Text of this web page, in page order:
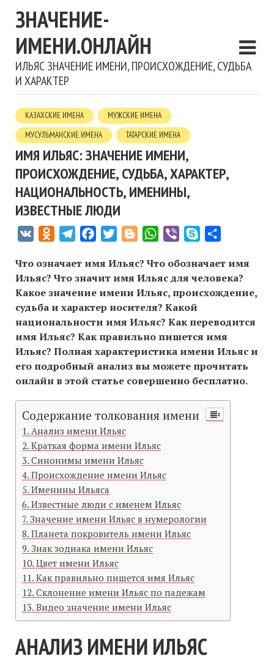
ЗНАЧЕНИЕ-
ИМЕНИ.ОНЛАЙН
ИЛЬЯС ЗНАЧЕНИЕ ИМЕНИ, ПРОИСХОЖДЕНИЕ, СУДЬБА
И ХАРАКТЕР
КАЗАХСКИЕ ИМЕНА
МУЖСКИЕ ИМЕНА
МУСУЛЬМАНСКИЕ ИМЕНА
ТАТАРСКИЕ ИМЕНА
ИМЯ ИЛЬЯС: ЗНАЧЕНИЕ ИМЕНИ,
ПРОИСХОЖДЕНИЕ, СУДЬБА, ХАРАКТЕР,
НАЦИОНАЛЬНОСТЬ, ИМЕНИНЫ,
ИЗВЕСТНЫЕ ЛЮДИ
VK Odnoklassniki
TelegramFacebookTwitterBloggerWhatsApp
Viber Skype
Что означает имя Ильяс? Что обозначает имя
Ильяс? Что значит имя Ильяс для человека?
Какое значение имени Ильяс, происхождение,
судьба и характер носителя? Какой
национальности имя Ильяс? Как переводится
имя Ильяс? Как правильно пишется имя
Ильяс? Полная характеристика имени Ильяс и
его подробный анализ вы можете прочитать
онлайн в этой статье совершенно бесплатно.
Содержание толкования имени
Анализ имени Ильяс
Краткая форма имени Ильяс
Синонимы имени Ильяс
Происхождение имени Ильяс
Именины Ильяса
Известные люди с именем Ильяс
Значение имени Ильяс в нумерологии
Планета покровитель имени Ильяс
Знак зодиака имени Ильяс
Цвет имени Ильяс
Как правильно пишется имя Ильяс
Склонение имени Ильяс по падежам
Видео значение имени Ильяс
АНАЛИЗ ИМЕНИ ИЛЬЯС